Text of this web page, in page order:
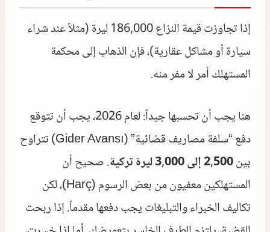
إذا تجاوزت قيمة النزاع 186,000 ليرة (مثلاً عند شراء
سيارة أو مشاكل عقارية)، فإن الذهاب إلى محكمة
المستهلك أمر لا مفر منه.
هنا يجب أن تحسبها جيداً: لعام 2026، يجب أن تتوقع
دفع “سلفة مصاريف قضائية” (Gider Avansı) تتراوح
بين2,500 إلى 3,000 ليرة تركية
. صحيح أن
المستهلكين معفيون من بعض الرسوم (Harç)، لكن
تكاليف الخبراء والتبليغات يجب دفعها مقدماً. إذا ربحت